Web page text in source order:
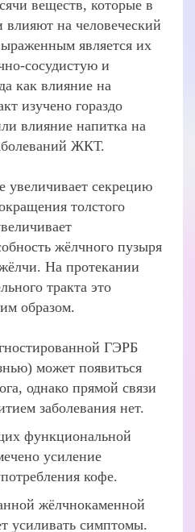
веществ, которые в
на человеческий
является их
сосудистую и
как влияние на
изучено гораздо
влияние напитка на
ЖКТ.
увеличивает секрецию
толстого
жёлчного пузыря
На протекании
тракта это
образом.
ГЭРБ
может появиться
однако прямой связи
заболевания нет.
функциональной
усиление
кофе.
жёлчнокаменной
усиливать симптомы.